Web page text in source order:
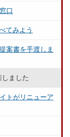
口
てみよう
案書を手渡しま
ました
トがリニューア